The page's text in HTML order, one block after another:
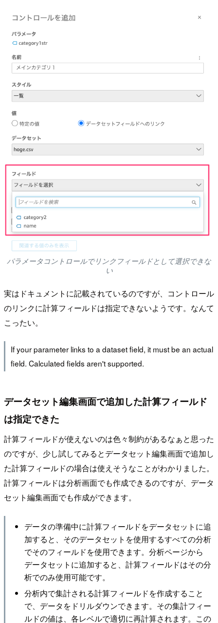
パラメータコントロールでリンクフィールドとして選択できな
い
実はドキュメントに記載されているのですが、コントロール
のリンクに計算フィールドは指定できないようです。なんて
こったい。
If your parameter links to a dataset field, it must be an actual
field. Calculated fields aren't supported.
データセット編集画面で追加した計算フィールド
は指定できた
計算フィールドが使えないのは色々制約があるなぁと思った
のですが、少し試してみるとデータセット編集画面で追加し
た計算フィールドの場合は使えそうなことがわかりました。
計算フィールドは分析画面でも作成できるのですが、データ
セット編集画面でも作成ができます。
データの準備中に計算フィールドをデータセットに追
加すると、そのデータセットを使用するすべての分析
でそのフィールドを使用できます。分析ページから
データセットに追加すると、計算フィールドはその分
析でのみ使用可能です。
分析内で集計される計算フィールドを作成すること
で、データをドリルダウンできます。その集計フィー
ルドの値は、各レベルで適切に再計算されます。この